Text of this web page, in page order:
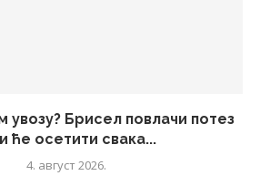
увозу? Брисел повлачи потез
ће осетити свака...
4. август 2026.